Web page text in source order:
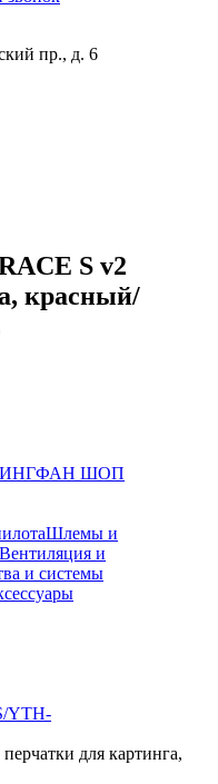
пр., д. 6
S v2
красный/
ФАН ШОП
Шлемы и
Вентиляция и
и системы
YTH-
для картинга,